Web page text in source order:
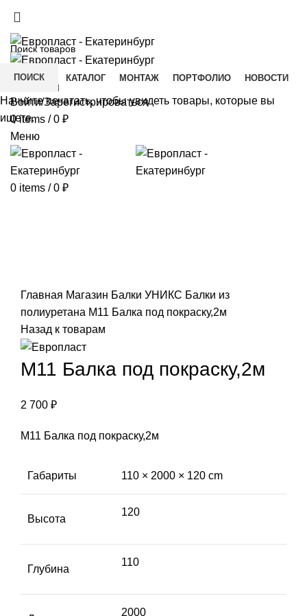
ГЛАВНАЯ КАТАЛОГ МОНТАЖ ПОРТФОЛИО
НОВОСТИ
КОНТАКТЫ
Войти/Зарегистрироваться
0items / 0 ₽
Меню
0 items / 0 ₽
Главная Магазин Балки УНИКС Балки из
полиуретана М11 Балка под покраску,2м
Назад к товарам
М11 Балка под покраску,2м
2 700 ₽
М11 Балка под покраску,2м
Габариты 110 × 2000 × 120 cm
Высота
120
Глубина
110
2000
ПОИСК
Начните печатать, чтобы увидеть товары, которые вы
ищете.